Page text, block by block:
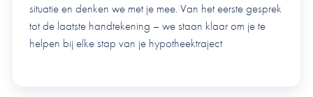
situatie en denken we met je mee. Van het eerste gesprek
tot de laatste handtekening – we staan klaar om je te
helpen bij elke stap van je hypotheektraject